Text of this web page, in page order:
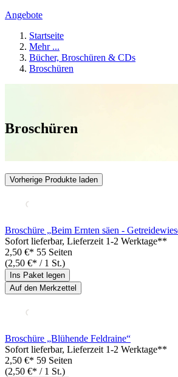
Angebote
Startseite
Mehr ...
Bücher, Broschüren & CDs
Broschüren
Broschüren
Vorherige Produkte laden
Broschüre „Beim Ernten säen -
Sofort lieferbar, Lieferzeit 1-2 Werktage**
2,50 €* 55 Seiten
(2,50 €* / 1 St.)
Ins Paket legen
Auf den Merkzettel
Broschüre „Blühende Feldraine“
Sofort lieferbar, Lieferzeit 1-2 Werktage**
2,50 €* 59 Seiten
(2,50 €* / 1 St.)